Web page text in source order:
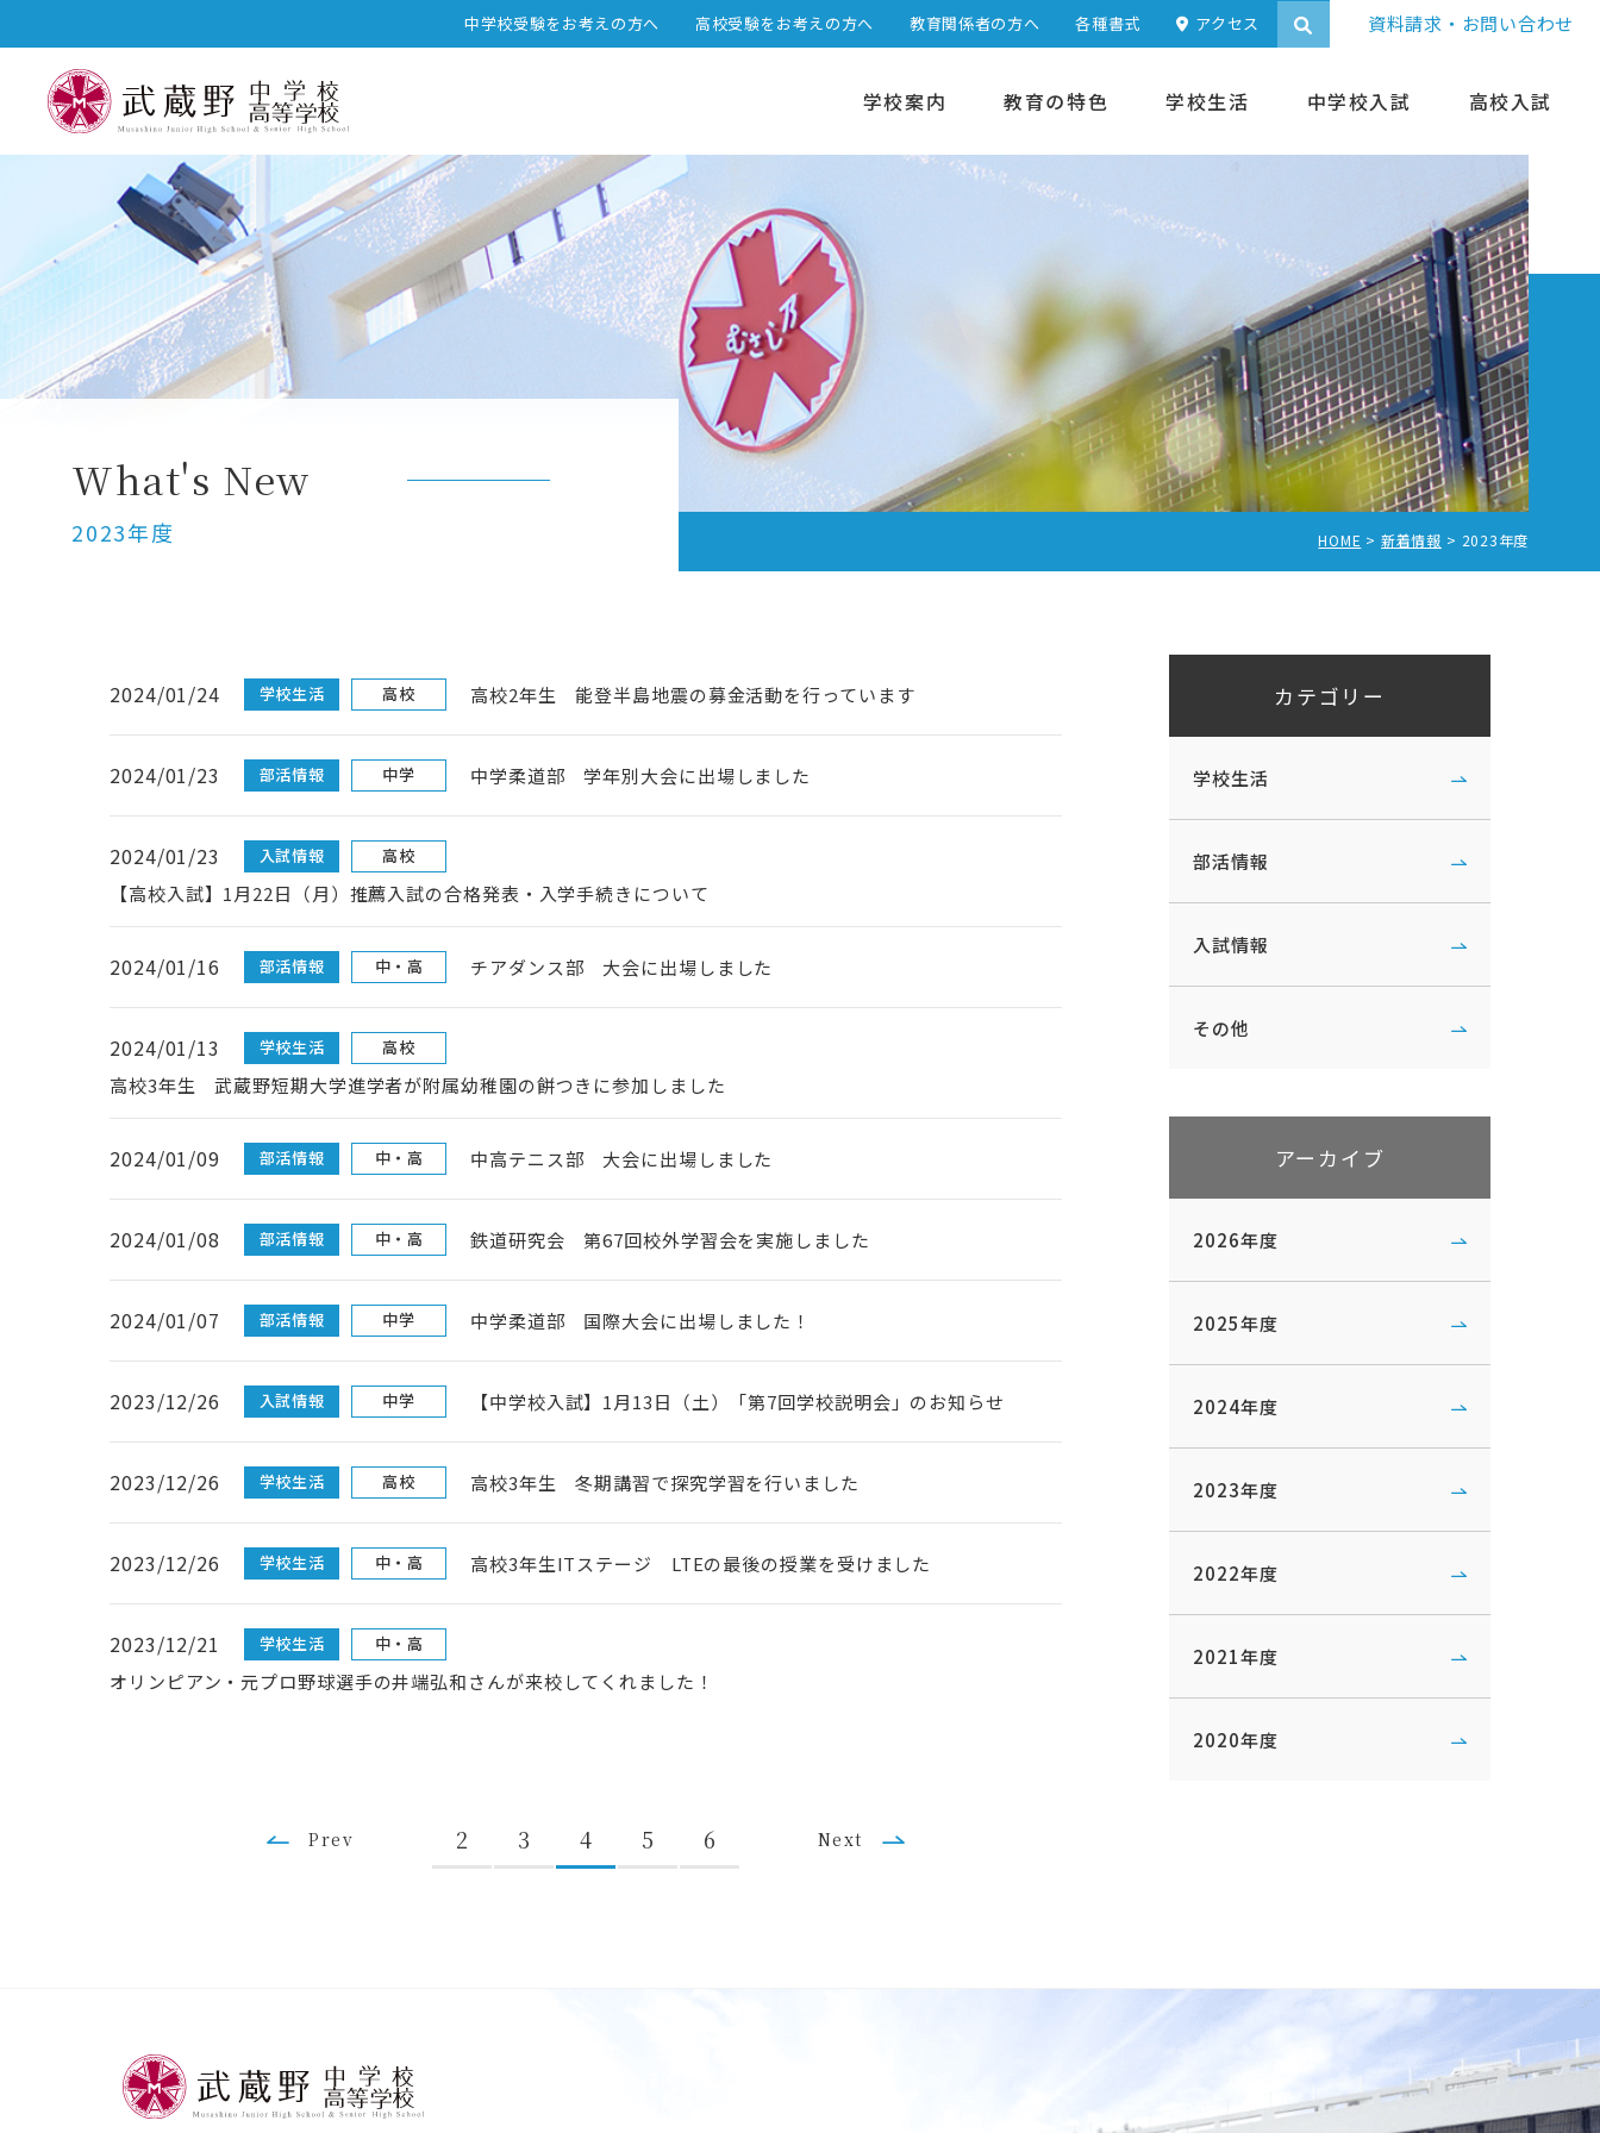
学校案内 教育の特色
中高一貫プログラム
選べる2つのステージ
高校カリキュラム
学校生活 中学校入試 高校入試
資料請求・お問い合わせ
中学校受験をお考えの方へ 高校受験をお考えの方へ 教育関係者の方へ 各種書式 アクセス
What's New
2023年度 HOME 新着情報 2023年度
2024/01/24 学校生活 高校 高校2年生 能登半島地震の募金活動を行っています
2024/01/23 中学
部活情報 中学柔道部 学年別大会に出場しました
2024/01/23 入試情報 高校
【高校入試】1月22日（月）推薦入試の合格発表・入学手続きについて
2024/01/16 中・高
部活情報 チアダンス部 大会に出場しました
2024/01/13 学校生活 高校
高校3年生 武蔵野短期大学進学者が附属幼稚園の餅つきに参加しました
2024/01/09 中・高
部活情報 中高テニス部 大会に出場しました
2024/01/08 中・高
部活情報 鉄道研究会 第67回校外学習会を実施しました
2024/01/07 中学
部活情報 中学柔道部 国際大会に出場しました！
2023/12/26 中学
入試情報 【中学校入試】1月13日（土）「第7回学校説明会」のお知らせ
2023/12/26 学校生活 高校 高校3年生 冬期講習で探究学習を行いました
2023/12/26 中・高
学校生活 高校3年生ITステージ LTEの最後の授業を受けました
2023/12/21 中・高
学校生活
オリンピアン・元プロ野球選手の井端弘和さんが来校してくれました！
Prev 2 3 4 5 6 Next
カテゴリー
学校生活
部活情報
入試情報
その他
アーカイブ
2026年度
2025年度
2024年度
2023年度
2022年度
2021年度
2020年度